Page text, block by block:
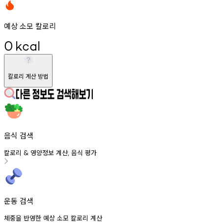
예상 소모 칼로리
0 kcal
칼로리 계산 방법
음식 검색
칼로리 & 영양정보 계산, 음식 평가
운동 검색
체중을 반영한 예상 소모 칼로리 계산